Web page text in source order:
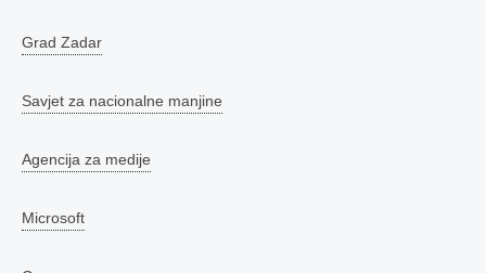
Grad Zadar
Savjet za nacionalne manjine
Agencija za medije
Microsoft